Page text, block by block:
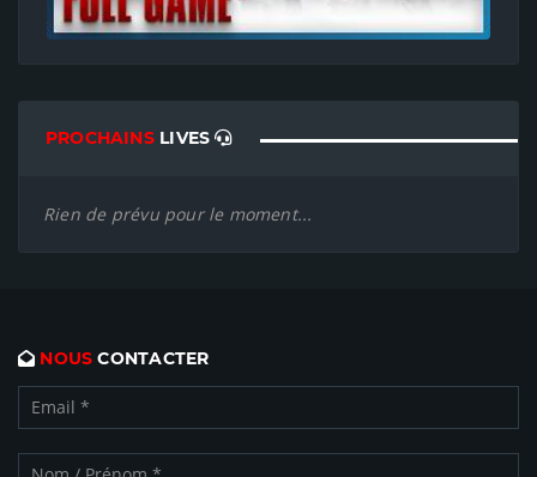
PROCHAINSLIVES
Rien de prévu pour le moment...
NOUS CONTACTER